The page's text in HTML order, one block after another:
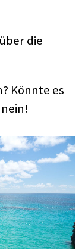
die
Könnte es